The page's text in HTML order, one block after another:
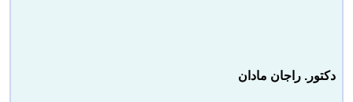
دكتور. راجان مادان